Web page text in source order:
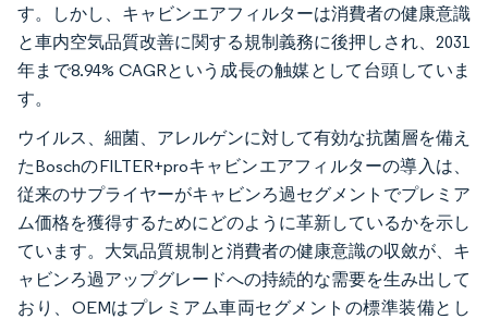
す。しかし、キャビンエアフィルターは消費者の健康意識
と車内空気品質改善に関する規制義務に後押しされ、2031
年まで8.94% CAGRという成長の触媒として台頭していま
す。
ウイルス、細菌、アレルゲンに対して有効な抗菌層を備え
たBoschのFILTER+proキャビンエアフィルターの導入は、
従来のサプライヤーがキャビンろ過セグメントでプレミア
ム価格を獲得するためにどのように革新しているかを示し
ています。大気品質規制と消費者の健康意識の収斂が、キ
ャビンろ過アップグレードへの持続的な需要を生み出して
おり、OEMはプレミアム車両セグメントの標準装備とし